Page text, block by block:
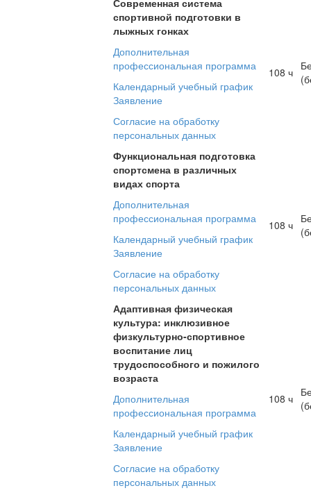
спортивной подготовки в
лыжных гонках
Дополнительная
профессиональная программа
Календарный учебный график
Заявление
Согласие на обработку
персональных данных
108 ч
Функциональная подготовка
спортсмена в различных
видах спорта
Дополнительная
профессиональная программа
Календарный учебный график
Заявление
Согласие на обработку
персональных данных
108 ч
Адаптивная физическая
культура: инклюзивное
физкультурно-спортивное
воспитание лиц
трудоспособного и пожилого
возраста
Дополнительная
профессиональная программа
Календарный учебный график
Заявление
Согласие на обработку
персональных данных
108 ч